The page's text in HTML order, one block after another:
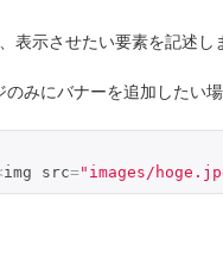
表示させたい要素を記述し
みにバナーを追加したい場
img src="images/